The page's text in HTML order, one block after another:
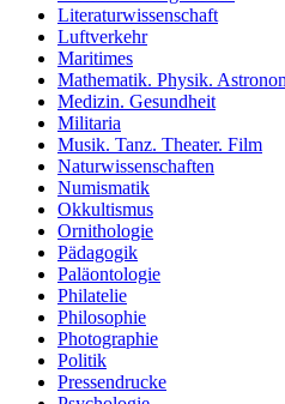
Literaturwissenschaft
Luftverkehr
Maritimes
Mathematik. Physik.
Medizin. Gesundheit
Militaria
Musik. Tanz. Theater. Film
Naturwissenschaften
Numismatik
Okkultismus
Ornithologie
Pädagogik
Paläontologie
Philatelie
Philosophie
Photographie
Politik
Pressendrucke